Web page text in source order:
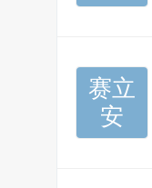
赛立
安